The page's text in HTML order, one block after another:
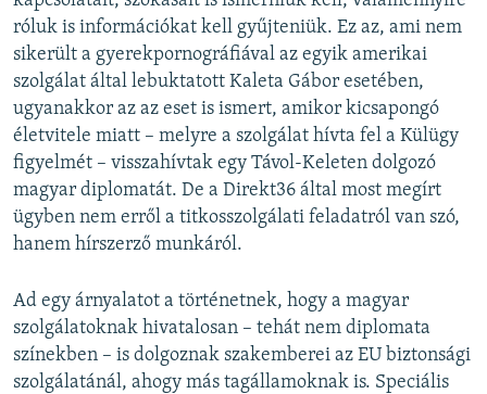
róluk is információkat kell gyűjteniük. Ez az, ami nem
sikerült a gyerekpornográfiával az egyik amerikai
szolgálat által lebuktatott Kaleta Gábor esetében,
ugyanakkor az az eset is ismert, amikor kicsapongó
életvitele miatt – melyre a szolgálat hívta fel a Külügy
figyelmét – visszahívtak egy Távol-Keleten dolgozó
magyar diplomatát. De a Direkt36 által most megírt
ügyben nem erről a titkosszolgálati feladatról van szó,
hanem hírszerző munkáról.
Ad egy árnyalatot a történetnek, hogy a magyar
szolgálatoknak hivatalosan – tehát nem diplomata
színekben – is dolgoznak szakemberei az EU biztonsági
szolgálatánál, ahogy más tagállamoknak is. Speciális